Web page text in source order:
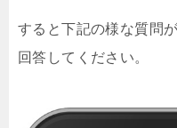
すると下記の様な質問
回答してください。